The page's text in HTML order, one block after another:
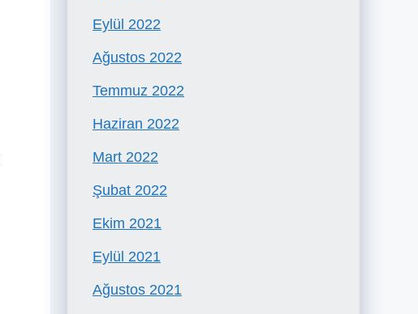
Eylül 2022
Ağustos 2022
Temmuz 2022
Haziran 2022
Mart 2022
Şubat 2022
Ekim 2021
Eylül 2021
Ağustos 2021